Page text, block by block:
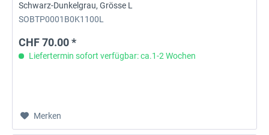
Schwarz-Dunkelgrau, Grösse L
SOBTP0001B0K1100L
CHF 70.00 *
Liefertermin sofort verfügbar: ca.1-2 Wochen
Merken